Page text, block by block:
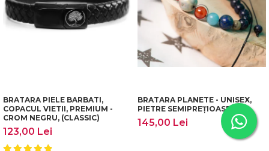
BRATARA PIELE BARBATI,
COPACUL VIETII, PREMIUM -
CROM NEGRU, (CLASSIC)
123,00 Lei
BRATARA PLANETE - UNISEX,
PIETRE SEMIPREȚIOASE
145,00 Lei